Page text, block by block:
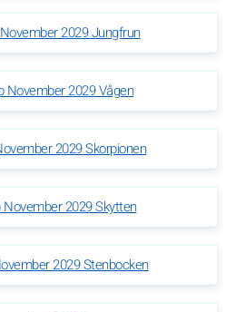
2029 Jungfrun
November 2029 Vågen
2029 Skorpionen
2029 Skytten
2029 Stenbocken